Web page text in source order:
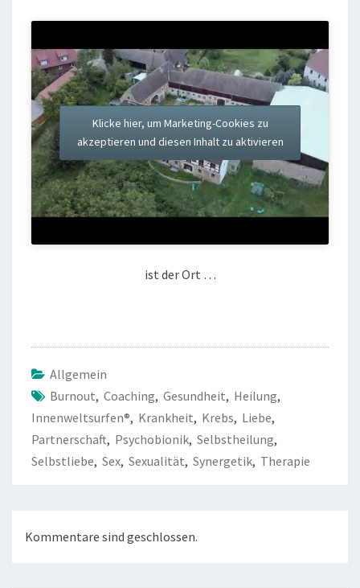
Klicke hier, um Marketing-Cookies zu
akzeptieren und diesen Inhalt zu aktivieren
ist der Ort …
Allgemein
Burnout, Coaching, Gesundheit, Heilung,
Innenweltsurfen®, Krankheit, Krebs, Liebe,
Partnerschaft, Psychobionik, Selbstheilung,
Selbstliebe, Sex, Sexualität, Synergetik, Therapie
Kommentare sind geschlossen.